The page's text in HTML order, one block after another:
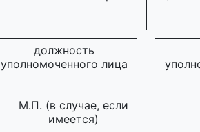
должность
уполномоченного лица
М.П. (в случае, если
имеется)